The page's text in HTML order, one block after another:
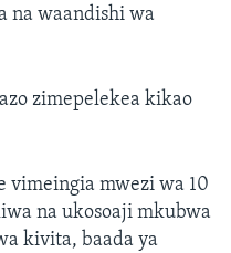
na waandishi wa
zimepelekea kikao
vimeingia mwezi wa 10
na ukosoaji mkubwa
kivita, baada ya